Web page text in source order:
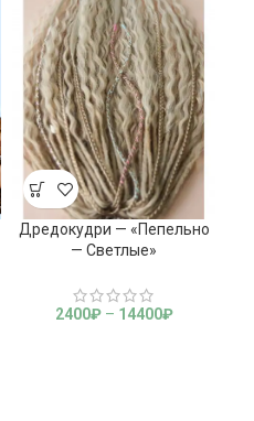
Дредокудри — «Пепельно
— Светлые»
2400₽ – 14400₽